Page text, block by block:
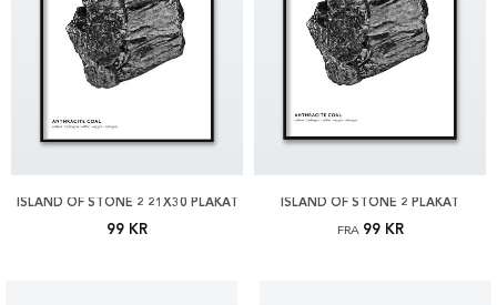
ISLAND OF STONE 2 21X30 PLAKAT
99 KR
ISLAND OF STONE 2 PLAKAT
FRA 99 KR